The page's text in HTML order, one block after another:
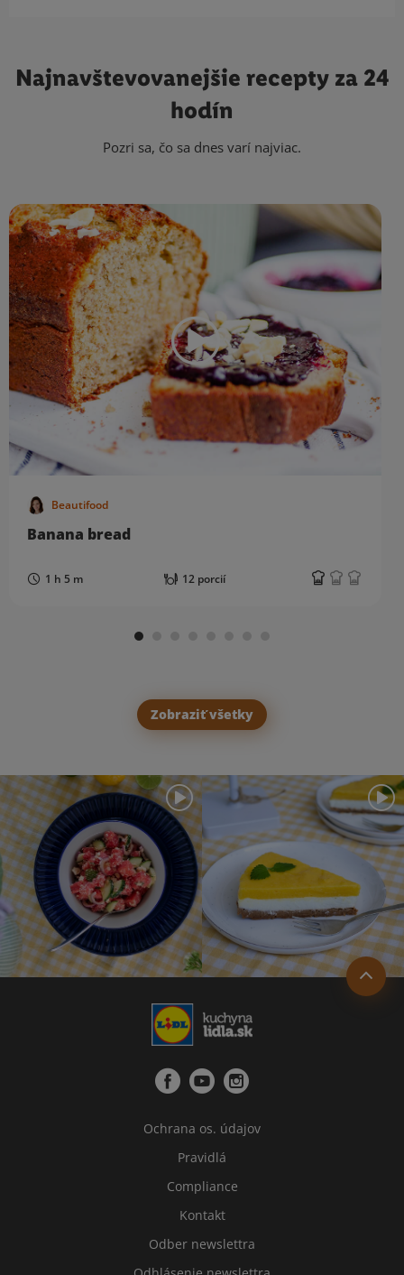
Najnavštevovanejšie recepty za 24
hodín
Pozri sa, čo sa dnes varí najviac.
Beautifood
Banana bread
1 h 5 m 12 porcií
Zobraziť všetky
Ochrana os. údajov
Pravidlá
Compliance
Kontakt
Odber newslettra